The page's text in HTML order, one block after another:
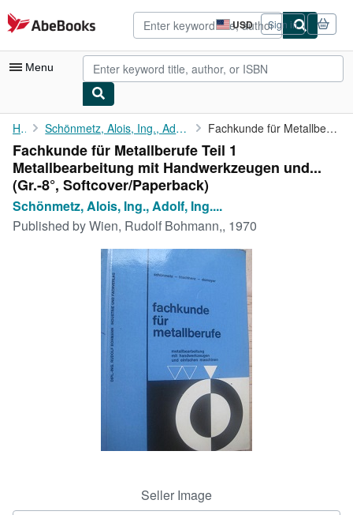
Skip to main content
AbeBooks.com USD
Site
shopping
preferences
Sign in
Menu
My Account
My Purchases
Advanced Search
Browse Collections
CLOSE
Home Schönmetz, Alois, Ing., Adolf, Ing. Frischherz und Rudolf, Ing.... Fachkunde für Metallberufe Teil 1 Metallbearbeitung mit ...
Fachkunde für Metallberufe Teil 1
Metallbearbeitung mit Handwerkzeugen und...
(Gr.-8°, Softcover/Paperback)
Schönmetz, Alois, Ing., Adolf, Ing....
Published byWien, Rudolf Bohmann,, 1970
Seller Image